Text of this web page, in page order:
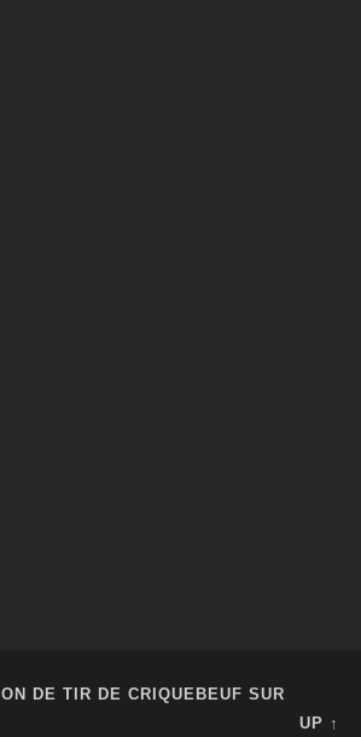
DE TIR DE CRIQUEBEUF SUR
UP ↑